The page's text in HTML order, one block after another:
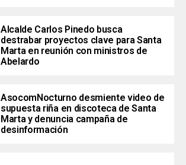
Alcalde Carlos Pinedo busca
destrabar proyectos clave para Santa
Marta en reunión con ministros de
Abelardo
AsocomNocturno desmiente video de
supuesta riña en discoteca de Santa
Marta y denuncia campaña de
desinformación